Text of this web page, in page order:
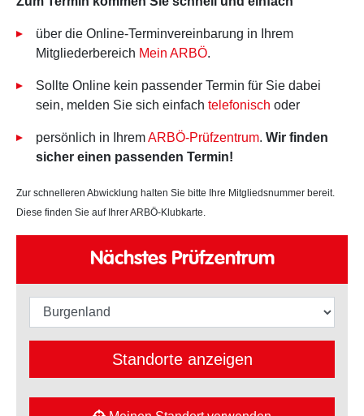
über die Online-Terminvereinbarung in Ihrem
Mitgliederbereich Mein ARBÖ.
Sollte Online kein passender Termin für Sie dabei
sein, melden Sie sich einfach telefonisch oder
persönlich in IhremARBÖ-Prüfzentrum. Wir finden
sicher einen passenden Termin!
Zur schnelleren Abwicklung halten Sie bitte Ihre Mitgliedsnummer bereit.
Diese finden Sie auf Ihrer ARBÖ-Klubkarte.
Nächstes Prüfzentrum
Standorte anzeigen